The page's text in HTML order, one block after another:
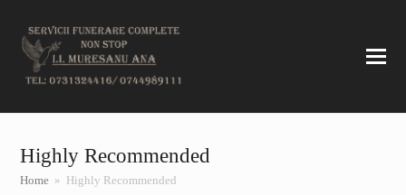
Highly Recommended
Home » Highly Recommended